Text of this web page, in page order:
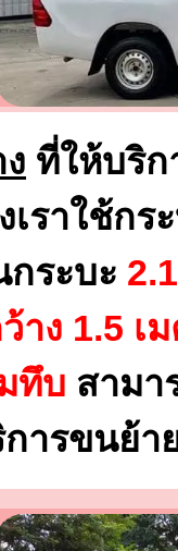
ที่ให้บริก
ราใช้กร
ระบะ
าง 1.5 เ
ทึบ สามา
ารขนย้า